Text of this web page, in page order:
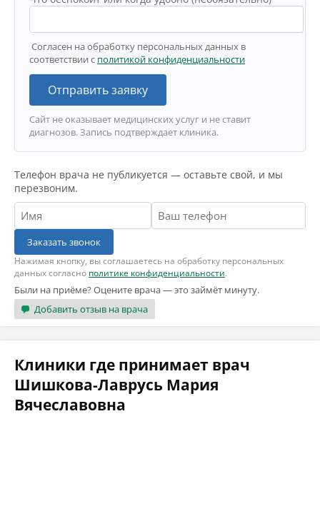
Согласен на обработку персональных данных в
соответствии с политикой конфиденциальности
Отправить заявку
Сайт не оказывает медицинских услуг и не ставит
диагнозов. Запись подтверждает клиника.
Телефон врача не публикуется — оставьте свой, и мы
перезвоним.
Заказать звонок
Нажимая кнопку, вы соглашаетесь на обработку персональных
данных согласно политике конфиденциальности.
Были на приёме? Оцените врача — это займёт минуту.
Добавить отзыв на врача
Клиники где принимает врач
Шишкова-Лаврусь Мария
Вячеславовна